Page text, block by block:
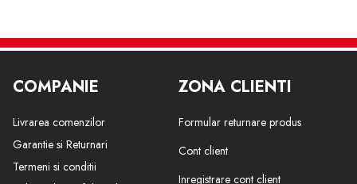
COMPANIE
Livrarea comenzilor
Garantie si Returnari
Termeni si conditii
ZONA CLIENTI
Formular returnare produs
Cont client
Inregistrare cont client